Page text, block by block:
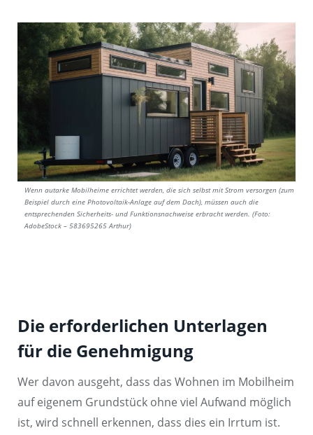
Wenn autarke Mobilheime errichtet werden, die sich selbst mit Strom versorgen (zum
Beispiel durch eine Photovoltaik-Anlage auf dem Dach), müssen auch die
entsprechenden Sicherheits- und Funktionsnachweise erbracht werden. (Foto:
AdobeStock – 583695265 Arthur)
Die erforderlichen Unterlagen
für die Genehmigung
Wer davon ausgeht, dass das Wohnen im Mobilheim
auf eigenem Grundstück ohne viel Aufwand möglich
ist, wird schnell erkennen, dass dies ein Irrtum ist.